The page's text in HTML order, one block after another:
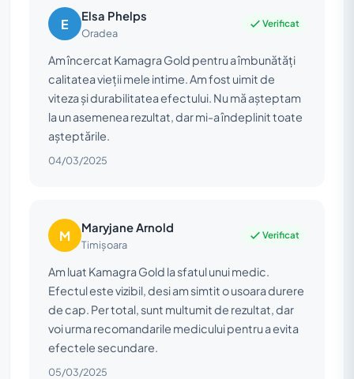
E Elsa Phelps
Oradea
Verificat
Am încercat Kamagra Gold pentru a îmbunătăți
calitatea vieții mele intime. Am fost uimit de
viteza și durabilitatea efectului. Nu mă așteptam
la un asemenea rezultat, dar mi-a îndeplinit toate
așteptările.
04/03/2025
M Maryjane Arnold
Timișoara
Verificat
Am luat Kamagra Gold la sfatul unui medic.
Efectul este vizibil, desi am simtit o usoara durere
de cap. Per total, sunt multumit de rezultat, dar
voi urma recomandarile medicului pentru a evita
efectele secundare.
05/03/2025